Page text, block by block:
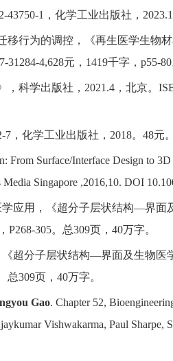
43750-1 ，化学工业出版社，
移行为的调控，《再生医学生物
31284-4,628元， 1419千字， p55-80
，科学出版社， 2021.4，北京。
7，化学工业出版社， 2018。 48元。
From Surface/Interface Design to
Singapore ,2016,10. DOI
应用，《超分子层状结构—界面
P268-305。总309页， 40万字。
超分子层状结构—界面及生物医
总309页， 40万字。
Gao. Chapter 52,
Vishwakarma, Paul Sharpe,